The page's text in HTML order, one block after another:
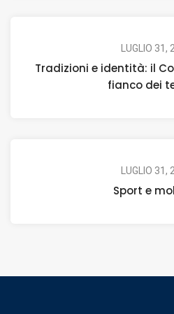
LUGLIO 31,
Tradizioni e identità: il
fianco dei
LUGLIO 31,
Sport e